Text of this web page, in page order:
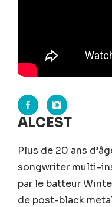
ALCEST
Plus de 20 ans
songwriter multi-
par le batteur
de post-black